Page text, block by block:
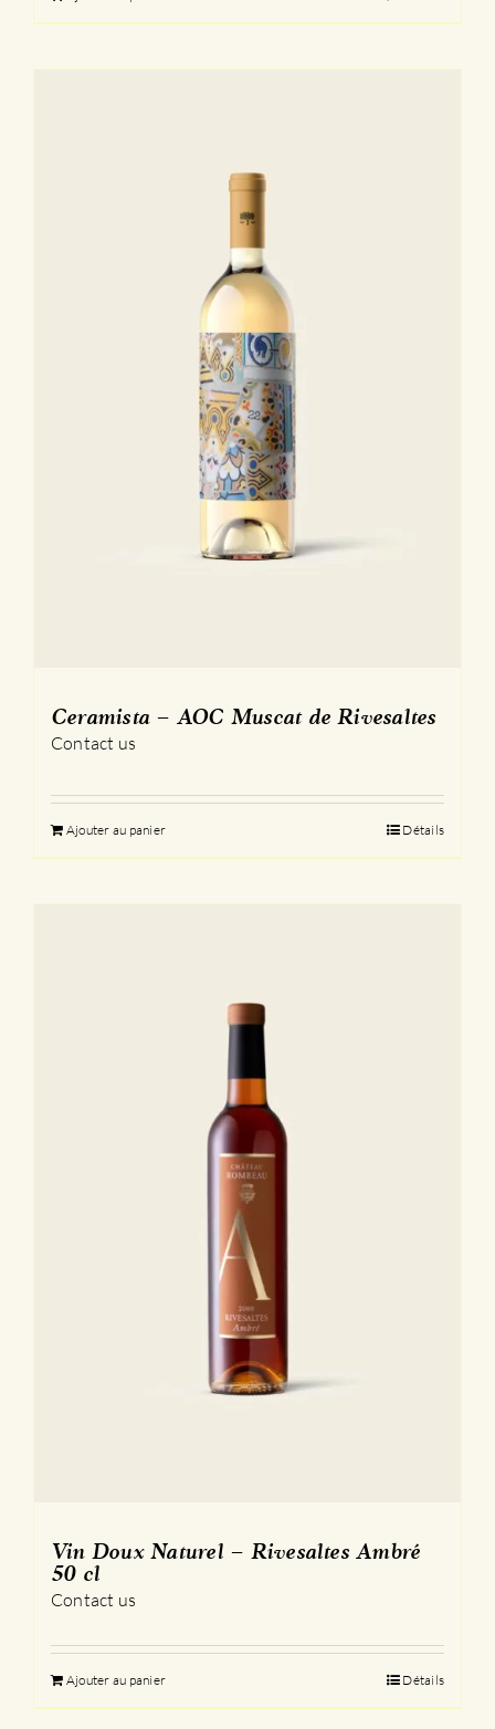
Ceramista – AOC Muscat de Rivesaltes
Contact us
Ajouter au panier Détails
Vin Doux Naturel – Rivesaltes Ambré
50 cl
Contact us
Ajouter au panier Détails